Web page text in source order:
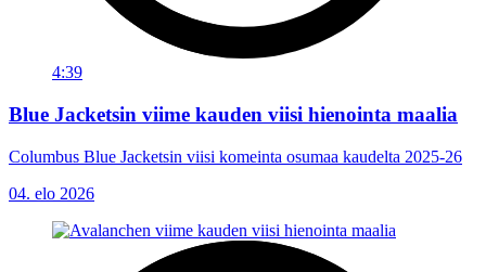
4:39
Blue Jacketsin viime kauden viisi hienointa maalia
Columbus Blue Jacketsin viisi komeinta osumaa kaudelta 2025-26
04. elo 2026